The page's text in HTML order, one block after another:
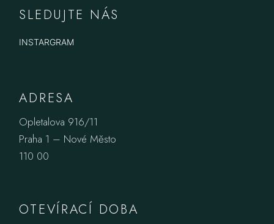
SLEDUJTE NÁS
INSTARGRAM
ADRESA
Opletalova 916/11
Praha 1 – Nové Město
110 00
OTEVÍRACÍ DOBA